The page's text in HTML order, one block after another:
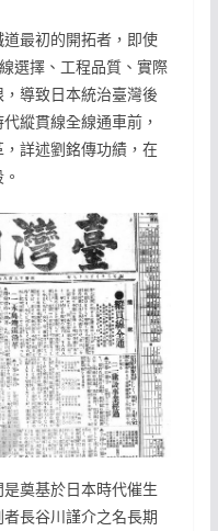
最初的開拓者，即使
選擇、工程品質、實際
導致日本統治臺灣後
縱貫線全線通車前，
詳述劉銘傳功績，在
奠基於日本時代催生
長谷川謹介之名長期